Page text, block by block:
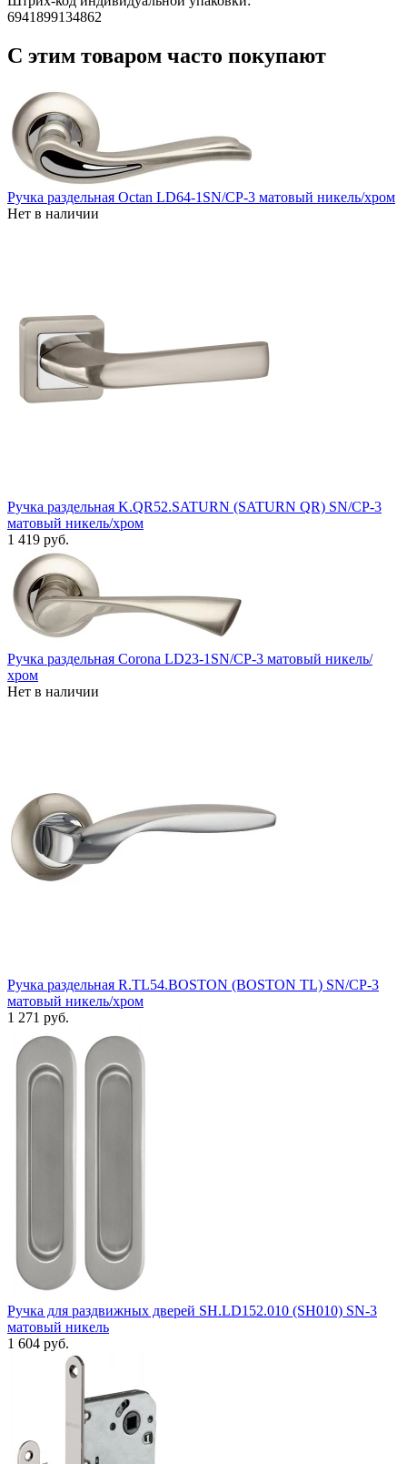
6941899134862
С этим товаром часто покупают
Ручка раздельная Octan LD64-1SN/CP-3 матовый никель/хром
Нет в наличии
Ручка раздельная K.QR52.SATURN (SATURN QR) SN/CP-3
матовый никель/хром
1 419 руб.
Ручка раздельная Corona LD23-1SN/CP-3 матовый никель/
хром
Нет в наличии
Ручка раздельная R.TL54.BOSTON (BOSTON TL) SN/CP-3
матовый никель/хром
1 271 руб.
Ручка для раздвижных дверей SH.LD152.010 (SH010) SN-3
матовый никель
1 604 руб.